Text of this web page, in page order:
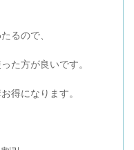
るので、
た方が良いです。
得になります。